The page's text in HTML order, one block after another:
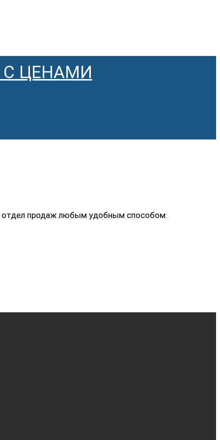
ЦЕНАМИ
отдел продаж любым удобным способом: